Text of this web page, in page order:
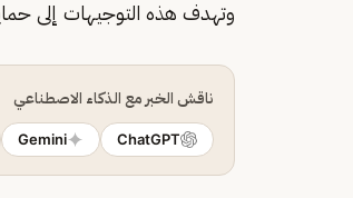
وتهدف هذه التوجيهات إلى
ناقش الخبر مع الذكاء الاصطناعي
ChatGPT
Gemini